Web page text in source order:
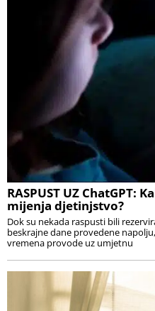
RASPUST UZ ChatGPT:
mijenja djetinjstvo?
Dok su nekada raspusti bili
beskrajne dane provedene
vremena provode uz umjetnu